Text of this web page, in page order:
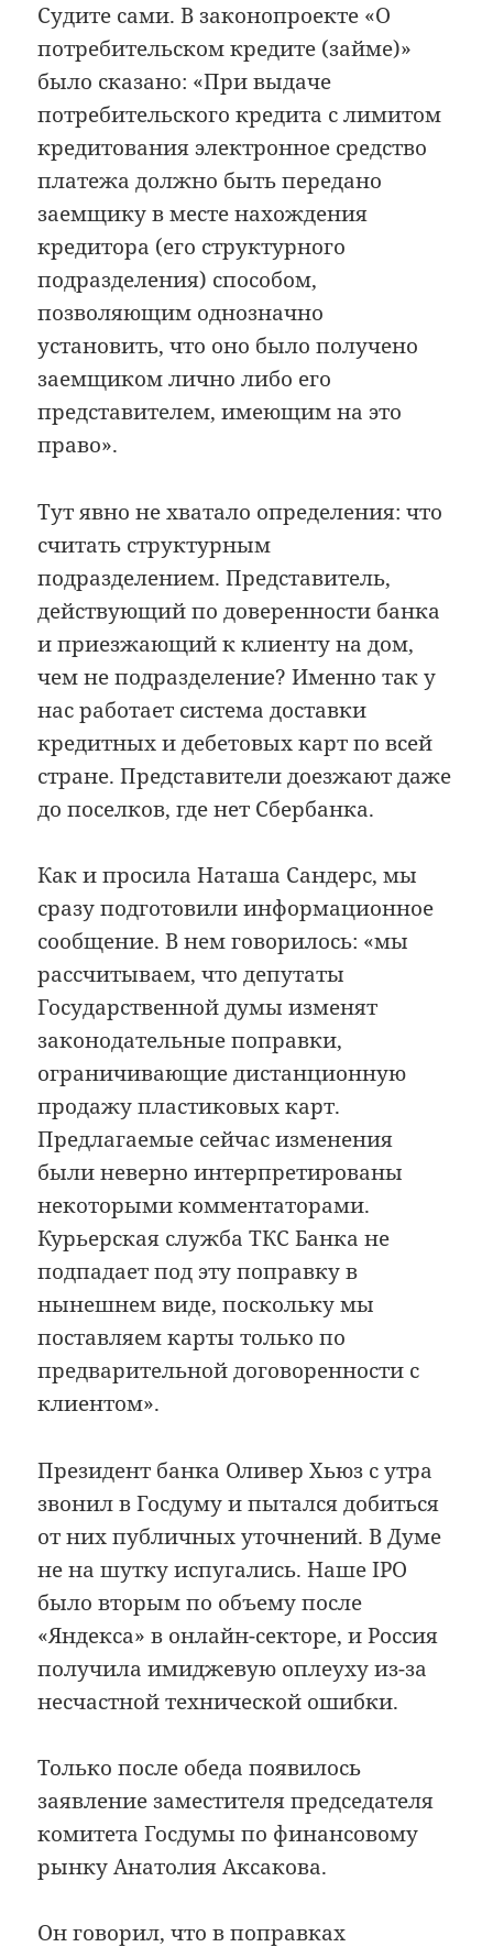
Судите сами. В законопроекте «О
потребительском кредите (займе)»
было сказано: «При выдаче
потребительского кредита с лимитом
кредитования электронное средство
платежа должно быть передано
заемщику в месте нахождения
кредитора (его структурного
подразделения) способом,
позволяющим однозначно
установить, что оно было получено
заемщиком лично либо его
представителем, имеющим на это
право».
Тут явно не хватало определения: что
считать структурным
подразделением. Представитель,
действующий по доверенности банка
и приезжающий к клиенту на дом,
чем не подразделение? Именно так у
нас работает система доставки
кредитных и дебетовых карт по всей
стране. Представители доезжают даже
до поселков, где нет Сбербанка.
Как и просила Наташа Сандерс, мы
сразу подготовили информационное
сообщение. В нем говорилось: «мы
рассчитываем, что депутаты
Государственной думы изменят
законодательные поправки,
ограничивающие дистанционную
продажу пластиковых карт.
Предлагаемые сейчас изменения
были неверно интерпретированы
некоторыми комментаторами.
Курьерская служба ТКС Банка не
подпадает под эту поправку в
нынешнем виде, поскольку мы
поставляем карты только по
предварительной договоренности с
клиентом».
Президент банка Оливер Хьюз с утра
звонил в Госдуму и пытался добиться
от них публичных уточнений. В Думе
не на шутку испугались. Наше IPO
было вторым по объему после
«Яндекса» в онлайн-секторе, и Россия
получила имиджевую оплеуху из-за
несчастной технической ошибки.
Только после обеда появилось
заявление заместителя председателя
комитета Госдумы по финансовому
рынку Анатолия Аксакова.
Он говорил, что в поправках